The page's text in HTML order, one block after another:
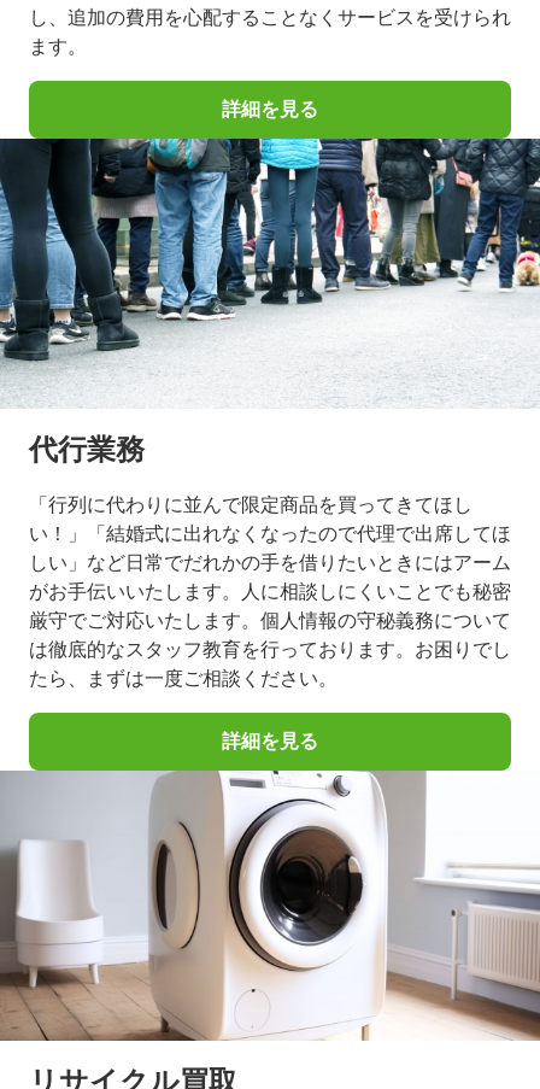
し、追加の費用を心配することなくサービスを受けられ
ます。
詳細を見る
代行業務
「行列に代わりに並んで限定商品を買ってきてほし
い！」「結婚式に出れなくなったので代理で出席してほ
しい」など日常でだれかの手を借りたいときにはアーム
がお手伝いいたします。人に相談しにくいことでも秘密
厳守でご対応いたします。個人情報の守秘義務について
は徹底的なスタッフ教育を行っております。お困りでし
たら、まずは一度ご相談ください。
詳細を見る
リサイクル買取